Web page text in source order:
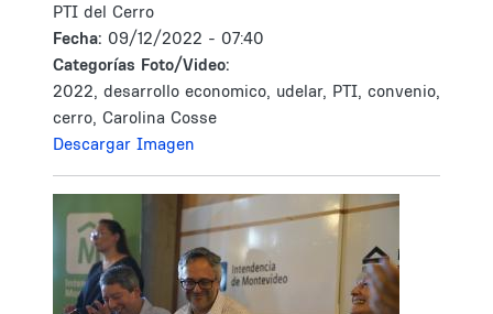
PTI del Cerro
Fecha: 09/12/2022 - 07:40
Categorías Foto/Video:
2022, desarrollo economico, udelar, PTI, convenio,
cerro, Carolina Cosse
Descargar Imagen